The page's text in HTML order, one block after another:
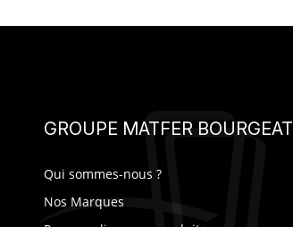
GROUPE MATFER BOURGEAT
Qui sommes-nous ?
Nos Marques